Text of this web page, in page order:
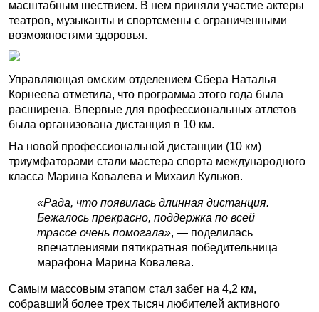
масштабным шествием. В нем приняли участие актеры
театров, музыканты и спортсмены с ограниченными
возможностями здоровья.
Управляющая омским отделением Сбера Наталья
Корнеева отметила, что программа этого года была
расширена. Впервые для профессиональных атлетов
была организована дистанция в 10 км.
На новой профессиональной дистанции (10 км)
триумфаторами стали мастера спорта международного
класса Марина Ковалева и Михаил Кульков.
«Рада, что появилась длинная дистанция.
Бежалось прекрасно, поддержка по всей
трассе очень помогала», — поделилась
впечатлениями пятикратная победительница
марафона Марина Ковалева.
Самым массовым этапом стал забег на 4,2 км,
собравший более трех тысяч любителей активного